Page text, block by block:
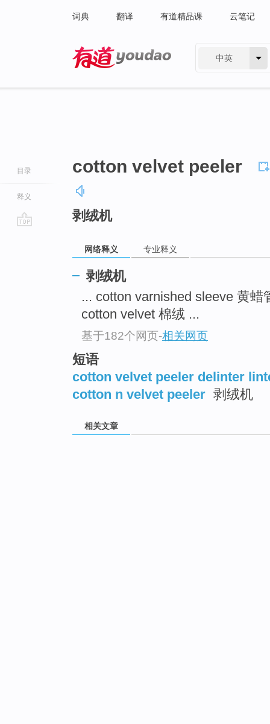
词典 翻译 有道精品课 云笔记
中英
目录
释义
cotton velvet peeler
剥绒机
网络释义 专业释义
剥绒机
... cotton varnished sleeve 黄蜡
cotton velvet 棉绒 ...
基于182个网页-相关网页
短语
cotton velvet peeler delinter
cotton n velvet peeler 剥绒机
相关文章